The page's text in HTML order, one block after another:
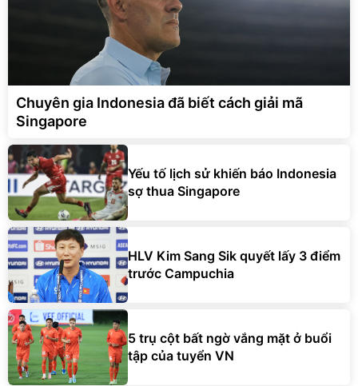
Chuyên gia Indonesia đã biết cách giải mã
Singapore
Yếu tố lịch sử khiến báo Indonesia
sợ thua Singapore
HLV Kim Sang Sik quyết lấy 3 điểm
trước Campuchia
5 trụ cột bất ngờ vắng mặt ở buổi
tập của tuyển VN